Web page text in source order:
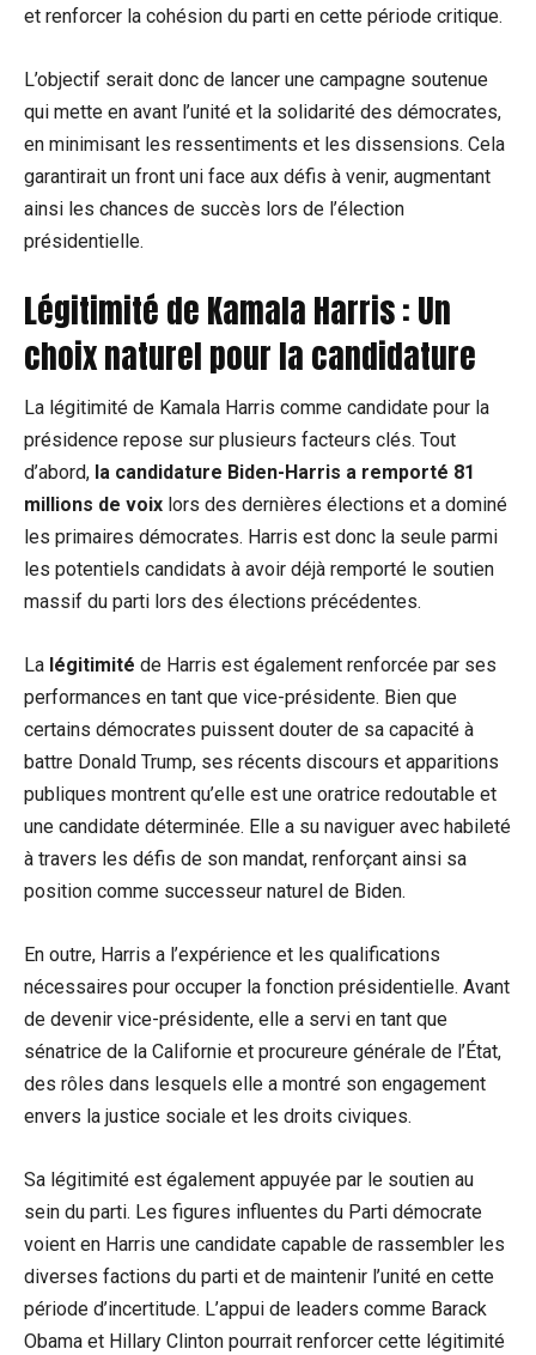
et renforcer la cohésion du parti en cette période critique.
L’objectif serait donc de lancer une campagne soutenue
qui mette en avant l’unité et la solidarité des démocrates,
en minimisant les ressentiments et les dissensions. Cela
garantirait un front uni face aux défis à venir, augmentant
ainsi les chances de succès lors de l’élection
présidentielle.
Légitimité de Kamala Harris : Un
choix naturel pour la candidature
La légitimité de Kamala Harris comme candidate pour la
présidence repose sur plusieurs facteurs clés. Tout
d’abord, la candidature Biden-Harris a remporté 81
millions de voix lors des dernières élections et a dominé
les primaires démocrates. Harris est donc la seule parmi
les potentiels candidats à avoir déjà remporté le soutien
massif du parti lors des élections précédentes.
La légitimité de Harris est également renforcée par ses
performances en tant que vice-présidente. Bien que
certains démocrates puissent douter de sa capacité à
battre Donald Trump, ses récents discours et apparitions
publiques montrent qu’elle est une oratrice redoutable et
une candidate déterminée. Elle a su naviguer avec habileté
à travers les défis de son mandat, renforçant ainsi sa
position comme successeur naturel de Biden.
En outre, Harris a l’expérience et les qualifications
nécessaires pour occuper la fonction présidentielle. Avant
de devenir vice-présidente, elle a servi en tant que
sénatrice de la Californie et procureure générale de l’État,
des rôles dans lesquels elle a montré son engagement
envers la justice sociale et les droits civiques.
Sa légitimité est également appuyée par le soutien au
sein du parti. Les figures influentes du Parti démocrate
voient en Harris une candidate capable de rassembler les
diverses factions du parti et de maintenir l’unité en cette
période d’incertitude. L’appui de leaders comme Barack
Obama et Hillary Clinton pourrait renforcer cette légitimité